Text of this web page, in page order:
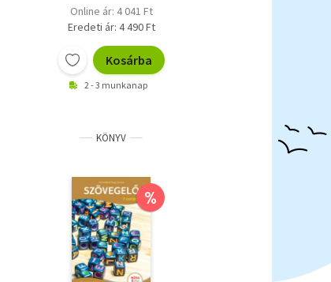
Online ár: 4 041 Ft
Eredeti ár: 4 490 Ft
Kosárba
2 - 3 munkanap
KÖNYV
%